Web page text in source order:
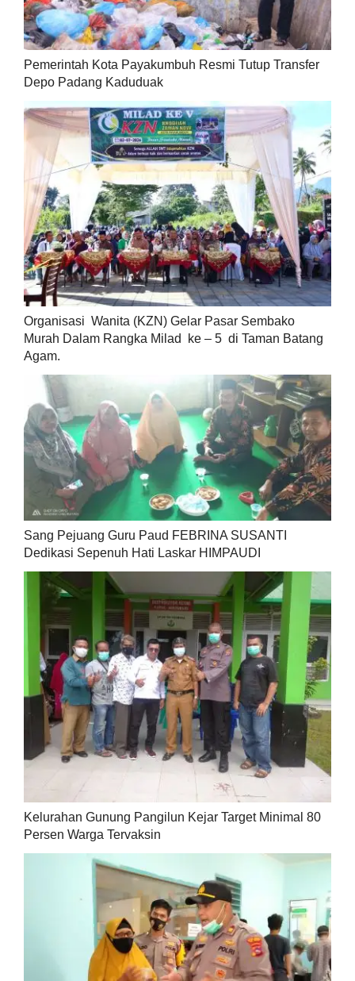
Pemerintah Kota Payakumbuh Resmi Tutup Transfer
Depo Padang Kaduduak
Organisasi Wanita (KZN) Gelar Pasar Sembako
Murah Dalam Rangka Milad ke – 5 di Taman Batang
Agam.
Sang Pejuang Guru Paud FEBRINA SUSANTI
Dedikasi Sepenuh Hati Laskar HIMPAUDI
Kelurahan Gunung Pangilun Kejar Target Minimal 80
Persen Warga Tervaksin